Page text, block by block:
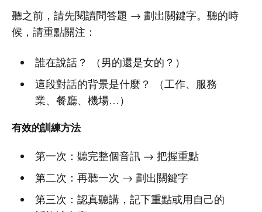
聽之前，請先閱讀問答題 → 劃出關鍵字。聽的時
候，請重點關注：
誰在說話？ （男的還是女的？）
這段對話的背景是什麼？ （工作、服務
業、餐廳、機場…）
有效的訓練方法
第一次：聽完整個音訊 → 把握重點
第二次：再聽一次 → 劃出關鍵字
第三次：認真聽講，記下重點或用自己的